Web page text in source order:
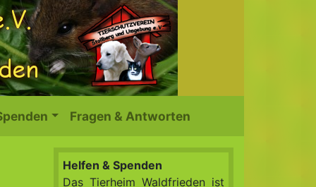
Fragen & Antworten
Helfen & Spenden
Das Tierheim Waldfrieden ist